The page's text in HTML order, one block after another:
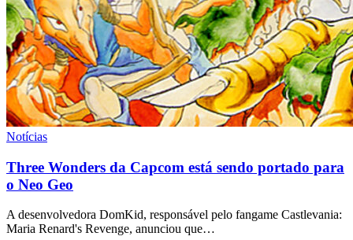
Notícias
Three Wonders da Capcom está sendo portado para
o Neo Geo
A desenvolvedora DomKid, responsável pelo fangame Castlevania:
Maria Renard's Revenge, anunciou que…